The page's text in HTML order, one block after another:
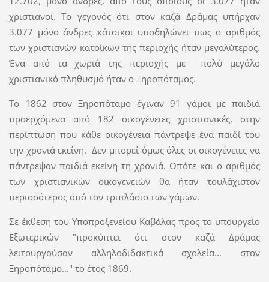
χριστιανοί. Το γεγονός ότι στον καζά Δράμας υπήρχαν
3.077 µόνο άνδρες κάτοικοι υποδηλώνει πως ο αριθμός
των χριστιανών κατοίκων της περιοχής ήταν μεγαλύτερος.
Ένα από τα χωριά της περιοχής με πολύ μεγάλο
χριστιανικό πληθυσμό ήταν ο Ξηροπόταμος.
Το 1862 στον Ξηροπόταµο έγιναν 91 γάμοι µε παιδιά
προερχόμενα από 182 οικογένειες χριστιανικές, στην
περίπτωση που κάθε οικογένεια πάντρεψε ένα παιδί του
την χρονιά εκείνη. Δεν μπορεί όμως όλες οι οικογένειες να
πάντρεψαν παιδιά εκείνη τη χρονιά. Οπότε και ο αριθμός
των χριστιανικών οικογενειών θα ήταν τουλάχιστον
περισσότερος από τον τριπλάσιο των γάμων.
Σε έκθεση του Υποπροξενείου Καβάλας προς το υπουργείο
Εξωτερικών "προκύπτει ότι στον καζά Δράμας
λειτουργούσαν αλληλοδιδακτικά σχολεία... στον
Ξηροπόταμο..." το έτος 1869.